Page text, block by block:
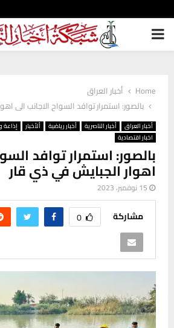
PRIMARY
Home
أخبار العراق
بالصور: استمرار توافد السواح الاجانب الى
أخبار العراق أخبار الناصرية أخبار رياضية ألأخبار
إذاعة
اخبار اقتصادية
بالصور: استمرار توافد
اهوار الجبايش في ذي قار
15 نوفمبر، 2023
مشاركة 0